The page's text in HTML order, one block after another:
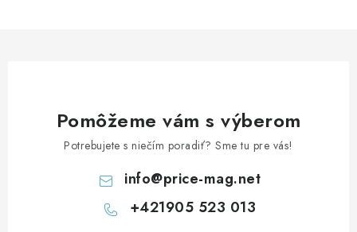
Pomôžeme vám s výberom
Potrebujete s niečím poradiť? Sme tu pre vás!
info@price-mag.net
+421905 523 013